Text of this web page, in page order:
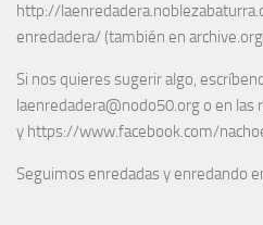
http://
enredadera/ (también en
Si nos quieres sugerir algo,
laenredadera@nodo50.org o en las
y https://www.facebook.com/
Seguimos enredadas y enredando